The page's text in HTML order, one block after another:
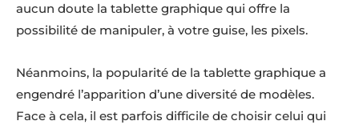
aucun doute la tablette graphique qui offre la
possibilité de manipuler, à votre guise, les pixels.
Néanmoins, la popularité de la tablette graphique a
engendré l’apparition d’une diversité de modèles.
Face à cela, il est parfois difficile de choisir celui qui